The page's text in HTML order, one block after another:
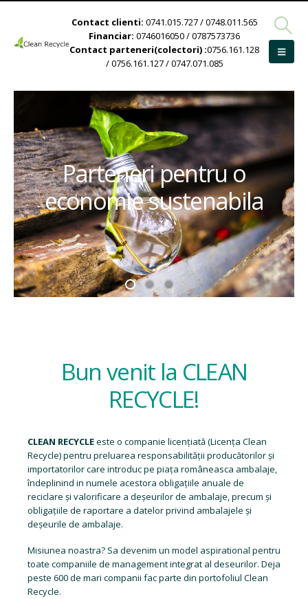
Contact clienti: 0741.015.727 / 0748.011.565
Financiar: 0746016050 / 0787573736
Contact parteneri(colectori) :0756.161.128
/ 0756.161.127 / 0747.071.085
Parteneri pentru o
economie sustenabila
Bun venit la CLEAN
RECYCLE!
CLEAN RECYCLEeste o companie licențiată (Licența Clean
Recycle) pentru preluarea responsabilității producătorilor și
importatorilor care introduc pe piața româneasca ambalaje,
îndeplinind in numele acestora obligațiile anuale de
reciclare și valorificare a deșeurilor de ambalaje, precum și
obligațiile de raportare a datelor privind ambalajele și
deșeurile de ambalaje.
Misiunea noastra? Sa devenim un model aspirational pentru
toate companiile de management integrat al deseurilor. Deja
peste 600 de mari companii fac parte din portofoliul Clean
Recycle.